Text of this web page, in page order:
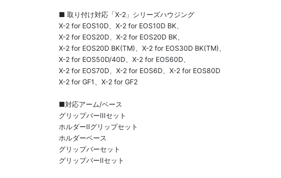
■ 取り付け対応「X-2」シリーズハウジング
X-2 for EOS10D、X-2 for EOS10D BK、
X-2 for EOS20D、X-2 for EOS20D BK、
X-2 for EOS20D BK(TM)、X-2 for EOS30D BK(TM)、
X-2 for EOS50D/40D、X-2 for EOS60D、
X-2 for EOS70D、X-2 for EOS6D、X-2 for EOS80D
X-2 for GF1、X-2 for GF2
■対応アーム/ベース
グリップバーIIIセット
ホルダーIIグリップセット
ホルダーベース
グリップバーセット
グリップバーIIセット